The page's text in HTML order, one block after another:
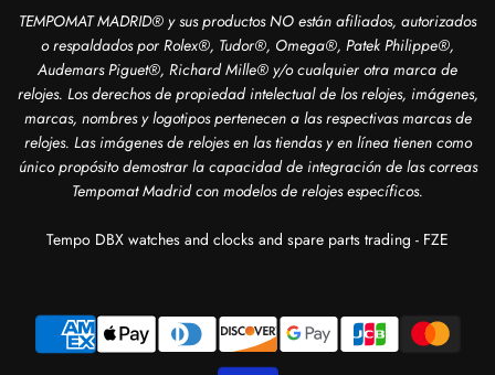
TEMPOMAT MADRID®️ y sus productos NO están afiliados, autorizados
o respaldados por Rolex®️, Tudor®️, Omega®️, Patek Philippe®️,
Audemars Piguet®️, Richard Mille®️ y/o cualquier otra marca de
relojes. Los derechos de propiedad intelectual de los relojes, imágenes,
marcas, nombres y logotipos pertenecen a las respectivas marcas de
relojes. Las imágenes de relojes en las tiendas y en línea tienen como
único propósito demostrar la capacidad de integración de las correas
Tempomat Madrid con modelos de relojes específicos.
Tempo DBX watches and clocks and spare parts trading - FZE